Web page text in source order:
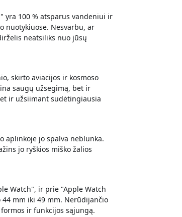
yra 100 % atsparus vandeniui ir
nuotykiuose. Nesvarbu, ar
neatsiliks nuo jūsų
skirto aviacijos ir kosmoso
saugų užsegimą, bet ir
ir užsiimant sudėtingiausia
aplinkoje jo spalva neblunka.
jo ryškios miško žalios
Watch", ir prie "Apple Watch
mm iki 49 mm. Nerūdijančio
ir funkcijos sąjungą.